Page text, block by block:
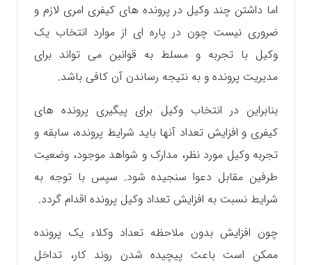
اما داشتن چند وکیل در پرونده های کیفری امری لازم و
ضروری نیست چون در پاره ای از موارد انتخاب یک
وکیل با تجربه و مسلط به قوانین می تواند برای
مدیریت پرونده و به نتیجه رساندن آن کافی باشد.
بنابراین در انتخاب وکیل برای پیگیری پرونده های
کیفری و افزایش تعداد آنها باید شرایط پرونده، سابقه و
تجربه وکیل مورد نظر، مدارک و شواهد موجود، وضعیت
طرفین مقابل دعوا سنجیده شود. سپس با توجه به
شرایط نسبت به افزایش تعداد وکیل پرونده اقدام گردد.
چون افزایش بدون ملاحظه تعداد وکلاء یک پرونده
ممکن است باعث پیچیده شدن روند کار، تداخل